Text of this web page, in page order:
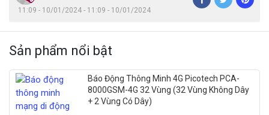
11:09 - 10/01/2024 - 11:09 - 10/01/2024
Sản phẩm nổi bật
Báo Động Thông Minh 4G Picotech PCA-
8000GSM-4G 32 Vùng (32 Vùng Không Dây
+ 2 Vùng Có Dây)